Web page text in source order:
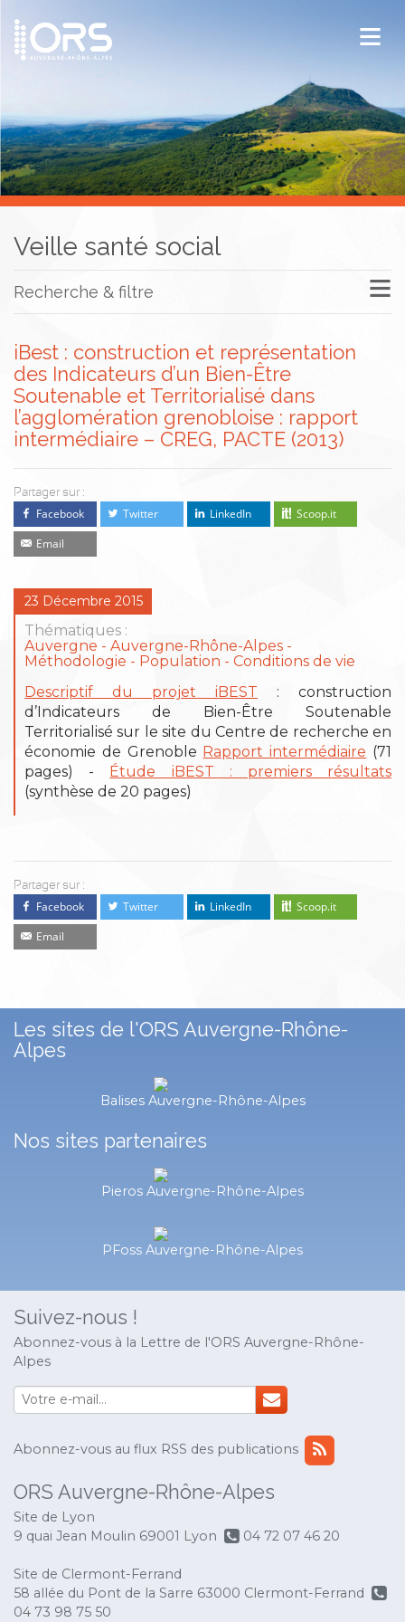
ORS Auvergne-Rhône-Alpes
Publications
Documentation / Veille
Veille santé social
Recherche & filtre
iBest : construction et représentation
des Indicateurs d’un Bien-Être
Soutenable et Territorialisé dans
l’agglomération grenobloise : rapport
intermédiaire – CREG, PACTE (2013)
Partager sur :
Facebook Twitter LinkedIn
Scoop.it
Email
23 Décembre 2015
Thématiques :
Auvergne
Auvergne-Rhône-Alpes
Méthodologie
Population - Conditions de vie
Descriptif du projet iBEST : construction
d’Indicateurs de Bien-Être Soutenable
Territorialisé sur le site du Centre de recherche en
économie de Grenoble Rapport intermédiaire (71
pages) - Étude iBEST : premiers résultats
(synthèse de 20 pages)
Partager sur :
Facebook Twitter LinkedIn
Scoop.it
Email
Les sites de l'ORS Auvergne-Rhône-
Alpes
Balises Auvergne-Rhône-Alpes
Nos sites partenaires
Pieros Auvergne-Rhône-Alpes
PFoss Auvergne-Rhône-Alpes
Suivez-nous !
Abonnez-vous à la Lettre de l'ORS Auvergne-Rhône-
Alpes
Abonnez-vous au flux RSS des publications
ORS Auvergne-Rhône-Alpes
Site de Lyon
9 quai Jean Moulin 69001 Lyon
04 72 07 46 20
Site de Clermont-Ferrand
58 allée du Pont de la Sarre 63000 Clermont-Ferrand
04 73 98 75 50